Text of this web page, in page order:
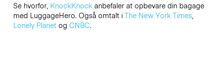
Se hvorfor, KnockKnockanbefaler at opbevare din bagage
med LuggageHero. Også omtalt i The New York Times,
Lonely Planetog CNBC.